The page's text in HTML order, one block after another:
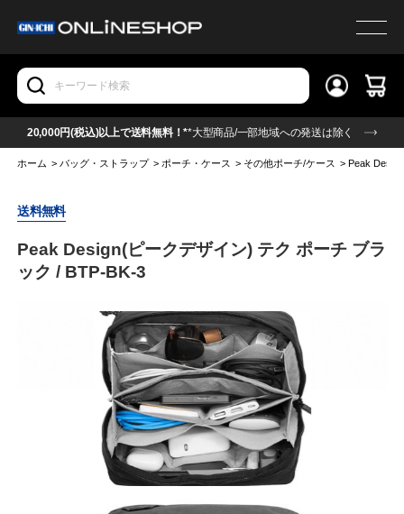
20,000円(税込)以上で送料無料！**大型商品/一部地域への発送は除く
ホーム >バッグ・ストラップ > ポーチ・ケース > その他ポーチ/ケース >Peak
送料無料
Peak Design(ピークデザイン) テク ポーチ ブラ
ック / BTP-BK-3